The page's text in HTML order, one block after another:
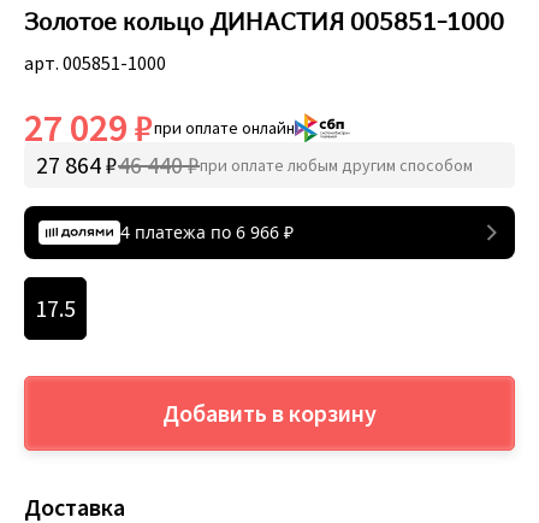
Золотое кольцо ДИНАСТИЯ 005851-1000
арт. 005851-1000
27 029 ₽при оплате онлайн
27 864 ₽46 440 ₽при оплате любым другим способом
4 платежа по 6 966 ₽
17.5
Добавить в корзину
Доставка